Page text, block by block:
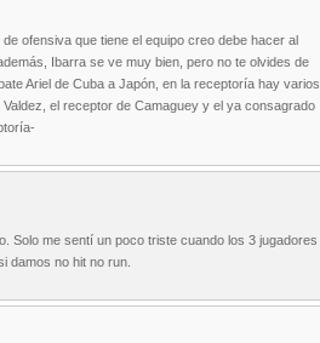
ofensiva que tiene el equipo creo debe hacer al
Ibarra se ve muy bien, pero no te olvides de
Ariel de Cuba a Japón, en la receptoría hay varios
el receptor de Camaguey y el ya consagrado
Solo me sentí un poco triste cuando los 3 jugadores
damos no hit no run.